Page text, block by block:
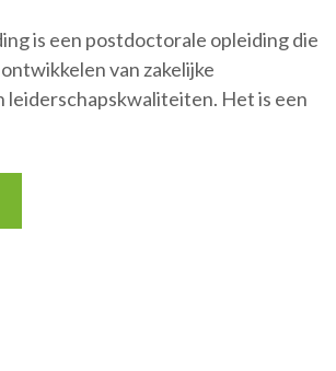
is een postdoctorale opleiding die
van zakelijke
leiderschapskwaliteiten. Het is een